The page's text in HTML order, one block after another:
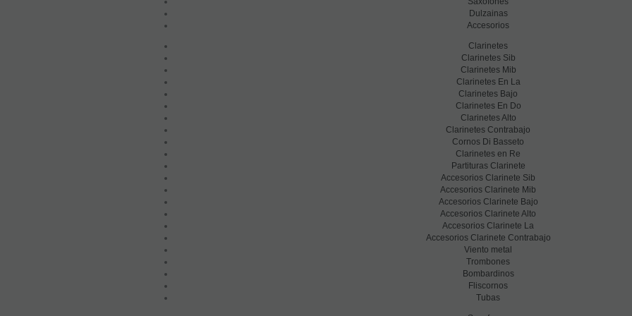
Dulzainas
Accesorios
Clarinetes
Clarinetes Sib
Clarinetes Mib
Clarinetes En La
Clarinetes Bajo
Clarinetes En Do
Clarinetes Alto
Clarinetes Contrabajo
Cornos Di Basseto
Clarinetes en Re
Partituras Clarinete
Accesorios Clarinete Sib
Accesorios Clarinete Mib
Accesorios Clarinete Bajo
Accesorios Clarinete Alto
Accesorios Clarinete La
Accesorios Clarinete Contrabajo
Viento metal
Trombones
Bombardinos
Fliscornos
Tubas